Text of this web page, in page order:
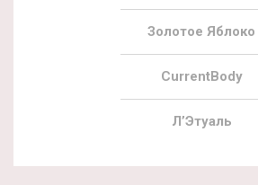
Золотое Яблоко
CurrentBody
Л’Этуаль